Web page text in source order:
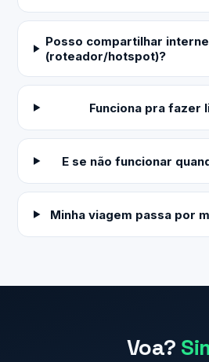
Posso compartilhar
(roteador/hotspot)?
Funciona pra fazer
E se não funcionar
Minha viagem passa por
Voa?